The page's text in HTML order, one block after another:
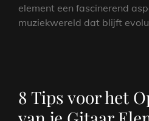
element een fascinerend
muziekwereld dat blijft
8 Tips voor het